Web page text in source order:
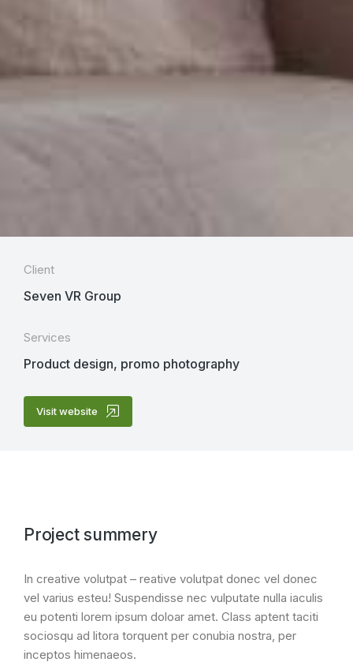
Client
Seven VR Group
Services
Product design, promo photography
Visit website
Project summery
In creative volutpat – reative volutpat donec vel donec
vel varius esteu! Suspendisse nec vulputate nulla iaculis
eu potenti lorem ipsum doloar amet. Class aptent taciti
sociosqu ad litora torquent per conubia nostra, per
inceptos himenaeos.